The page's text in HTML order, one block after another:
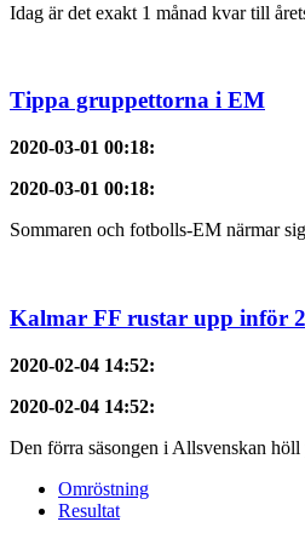
Idag är det exakt 1 månad kvar till
Tippa gruppettorna i EM
2020-03-01 00:18:
2020-03-01 00:18:
Sommaren och fotbolls-EM närmar
Kalmar FF rustar upp inför
2020-02-04 14:52:
2020-02-04 14:52:
Den förra säsongen i Allsvenskan
Omröstning
Resultat